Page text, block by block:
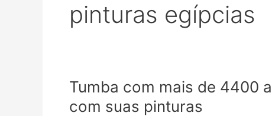
pinturas egípcias
Tumba com mais de 4400
com suas pinturas